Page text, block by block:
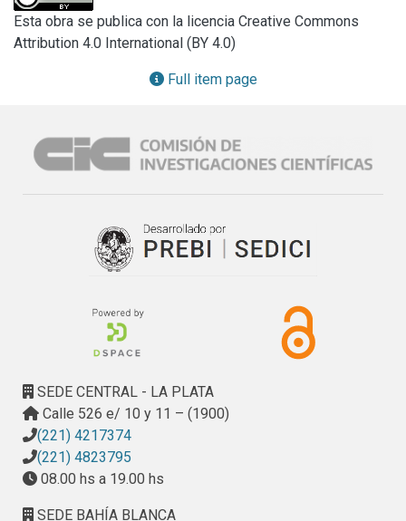
NpAg y con TiO2 asociado a nanopartículas de Ag (NpTi).
Como control se prepararon y ensayaron pinturas sin
nanopartículas.
Se elaboraron y caracterizaron pinturas acrílicas con las
humedad y espectroscopía infrarroja en muestras con y sin
envejecimiento natural. Las pinturas se evaluaron en cuanto
eficiente fue sometida a un ensayo más prolongado en
cámara ambiental con control de temperatura y humedad.
Los resultados mostraron que es posible incorporar
concentración logrando una buena bioactividad. Las
propiedades de las pinturas dependieron de la
concentración de nanopartículas incorporadas.
Esta obra se publica con la licencia Creative Commons
Attribution 4.0 International (BY 4.0)
Full item page
SEDE CENTRAL - LA PLATA
Calle 526 e/ 10 y 11 – (1900)
(221) 4217374
(221) 4823795
08.00 hs a 19.00 hs
SEDE BAHÍA BLANCA